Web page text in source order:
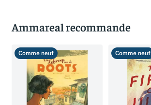
Ammareal recommande
Comme neuf Comme neuf